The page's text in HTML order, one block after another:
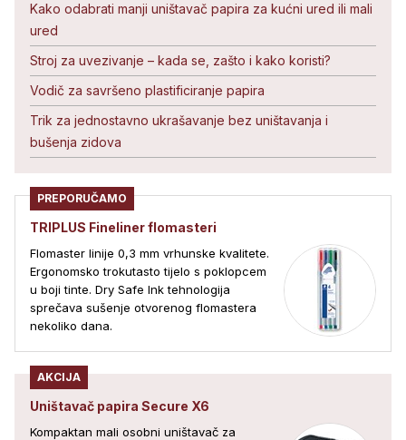
Kako odabrati manji uništavač papira za kućni ured ili mali
ured
Stroj za uvezivanje – kada se, zašto i kako koristi?
Vodič za savršeno plastificiranje papira
Trik za jednostavno ukrašavanje bez uništavanja i
bušenja zidova
PREPORUČAMO
TRIPLUS Fineliner flomasteri
Flomaster linije 0,3 mm vrhunske kvalitete.
Ergonomsko trokutasto tijelo s poklopcem
u boji tinte. Dry Safe Ink tehnologija
sprečava sušenje otvorenog flomastera
nekoliko dana.
AKCIJA
Uništavač papira Secure X6
Kompaktan mali osobni uništavač za